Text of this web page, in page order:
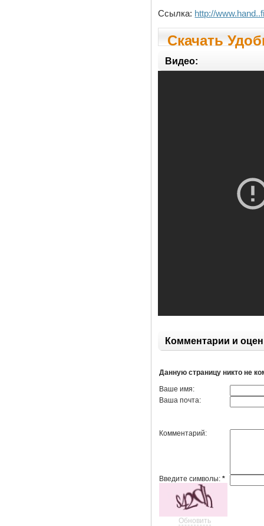
Ссылка: http://
Скачать
Видео:
Комментарии и
Данную страницу никто не
Ваше имя:
Ваша почта:
Комментарий:
Введите символы:*
Обновить